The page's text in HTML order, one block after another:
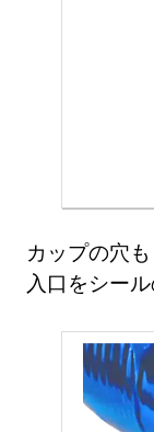
カップの穴
入口をシー